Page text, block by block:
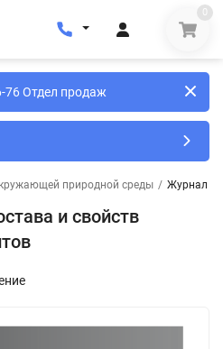
0
76 Отдел продаж
природной среды / Журнал
и свойств